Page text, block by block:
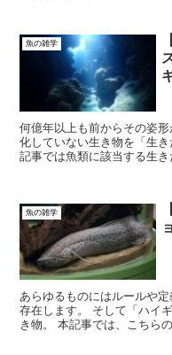
魚の雑学
何億年以上も前からその姿
化していない生き物を「生きた化石」
記事では魚類に該当する生きた
魚の雑学
あらゆるものにはルールや
存在します。 そして「ハイギョ」は、まさに魚の例外に該当する生
き物。 本記事では、こちらの生き物について解説していきます。 ハ